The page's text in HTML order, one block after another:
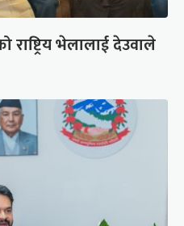
भेलालाई देउवाले